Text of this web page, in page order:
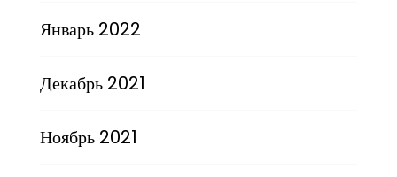
Январь 2022
Декабрь 2021
Ноябрь 2021